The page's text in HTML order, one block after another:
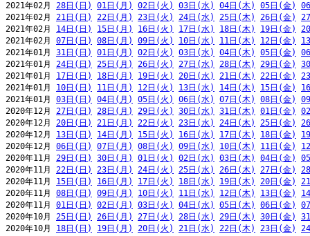
2021年02月 28日(日) 01日(月) 02日(火) 03日(水) 04日(木) 05日(金)
2021年02月 21日(日) 22日(月) 23日(火) 24日(水) 25日(木) 26日(金)
2021年02月 14日(日) 15日(月) 16日(火) 17日(水) 18日(木) 19日(金)
2021年02月 07日(日) 08日(月) 09日(火) 10日(水) 11日(木) 12日(金)
2021年01月 31日(日) 01日(月) 02日(火) 03日(水) 04日(木) 05日(金)
2021年01月 24日(日) 25日(月) 26日(火) 27日(水) 28日(木) 29日(金)
2021年01月 17日(日) 18日(月) 19日(火) 20日(水) 21日(木) 22日(金)
2021年01月 10日(日) 11日(月) 12日(火) 13日(水) 14日(木) 15日(金)
2021年01月 03日(日) 04日(月) 05日(火) 06日(水) 07日(木) 08日(金)
2020年12月 27日(日) 28日(月) 29日(火) 30日(水) 31日(木) 01日(金)
2020年12月 20日(日) 21日(月) 22日(火) 23日(水) 24日(木) 25日(金)
2020年12月 13日(日) 14日(月) 15日(火) 16日(水) 17日(木) 18日(金)
2020年12月 06日(日) 07日(月) 08日(火) 09日(水) 10日(木) 11日(金)
2020年11月 29日(日) 30日(月) 01日(火) 02日(水) 03日(木) 04日(金)
2020年11月 22日(日) 23日(月) 24日(火) 25日(水) 26日(木) 27日(金)
2020年11月 15日(日) 16日(月) 17日(火) 18日(水) 19日(木) 20日(金)
2020年11月 08日(日) 09日(月) 10日(火) 11日(水) 12日(木) 13日(金)
2020年11月 01日(日) 02日(月) 03日(火) 04日(水) 05日(木) 06日(金)
2020年10月 25日(日) 26日(月) 27日(火) 28日(水) 29日(木) 30日(金)
2020年10月 18日(日) 19日(月) 20日(火) 21日(水) 22日(木) 23日(金)